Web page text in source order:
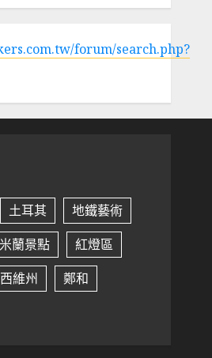
forum/search.php?
土耳其
地鐵藝術
米蘭景點
紅燈區
西維州
鄭和